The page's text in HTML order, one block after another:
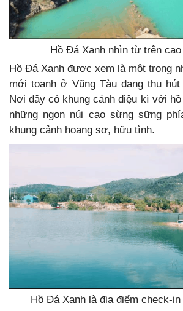
Hồ Đá Xanh nhìn từ trên
Hồ Đá Xanh được xem là một trong
mới toanh ở Vũng Tàu đang thu
Nơi đây có khung cảnh diệu kì với
những ngọn núi cao sừng sững
khung cảnh hoang sơ, hữu tình.
Hồ Đá Xanh là địa điểm check-in